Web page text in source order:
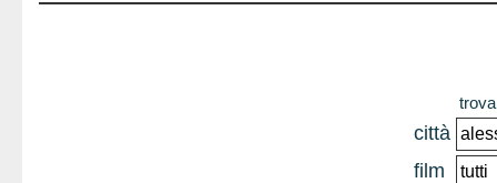
città
film